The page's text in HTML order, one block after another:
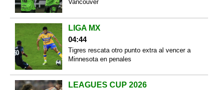
Vancouver
LIGA MX
04:44
Tigres rescata otro punto extra al vencer a
Minnesota en penales
LEAGUES CUP 2026